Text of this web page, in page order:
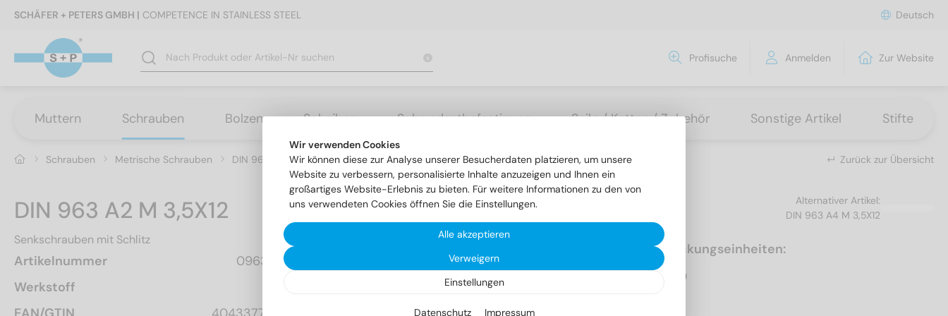
SCHÄFER + PETERS GMBH | COMPETENCE IN STAINLESS STEEL Deutsch
Profisuche Anmelden Zur Website
Muttern Schrauben Bolzen Scheiben Schwerlastbefestigung Seile / Ketten / Zubehör Sonstige Artikel Stifte
Schrauben Metrische Schrauben DIN 963 - Senkschrauben mit Schlitz DIN 963 A2 M 3,5X12 Zurück zur Übersicht
DIN 963 A2 M 3,5X12
Senkschrauben mit Schlitz
Artikelnummer
0963235 12
Werkstoff
Alternativer Artikel:
DIN 963 A4 M 3,5X12
Verpackungseinheiten:
500
Wir verwenden Cookies
Wir können diese zur Analyse unserer Besucherdaten platzieren, um unsere
Website zu verbessern, personalisierte Inhalte anzuzeigen und Ihnen ein
großartiges Website-Erlebnis zu bieten. Für weitere Informationen zu den von
uns verwendeten Cookies öffnen Sie die Einstellungen.
Alle akzeptieren
Verweigern
Einstellungen
Datenschutz Impressum